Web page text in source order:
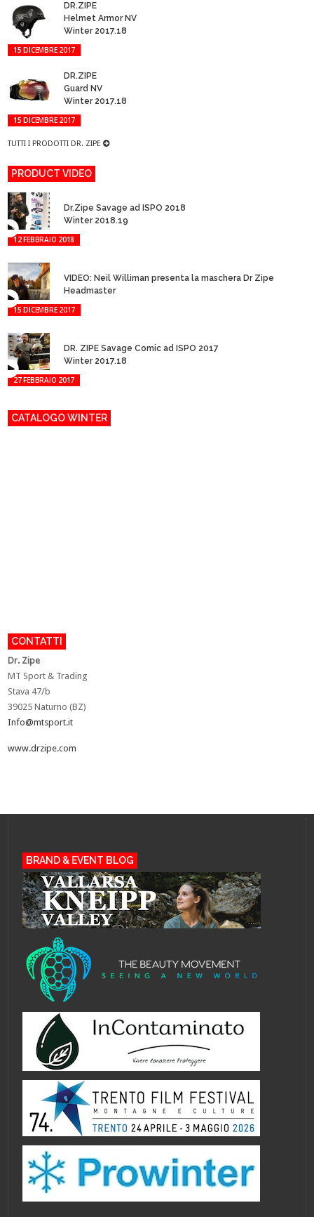
DR.ZIPE
Helmet Armor NV
Winter 2017.18
15 DICEMBRE 2017
DR.ZIPE
Guard NV
Winter 2017.18
15 DICEMBRE 2017
TUTTI I PRODOTTI DR. ZIPE
PRODUCT VIDEO
Dr.Zipe Savage ad ISPO 2018
Winter 2018.19
12 FEBBRAIO 2018
VIDEO: Neil Williman presenta la maschera Dr Zipe
Headmaster
15 DICEMBRE 2017
DR. ZIPE Savage Comic ad ISPO 2017
Winter 2017.18
27 FEBBRAIO 2017
CATALOGO WINTER
CONTATTI
Dr. Zipe
MT Sport & Trading
Stava 47/b
39025 Naturno (BZ)
Info@mtsport.it
www.drzipe.com
BRAND & EVENT BLOG